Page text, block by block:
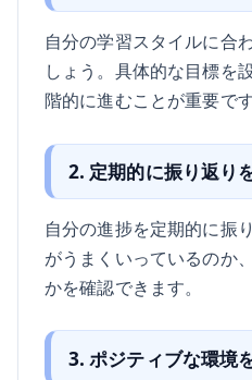
自分の学習スタイルに合
しょう。具体的な目標を
階的に進むことが重要です
2. 定期的に振り返り
自分の進捗を定期的に振
がうまくいっているのか
かを確認できます。
3. ポジティブな環境